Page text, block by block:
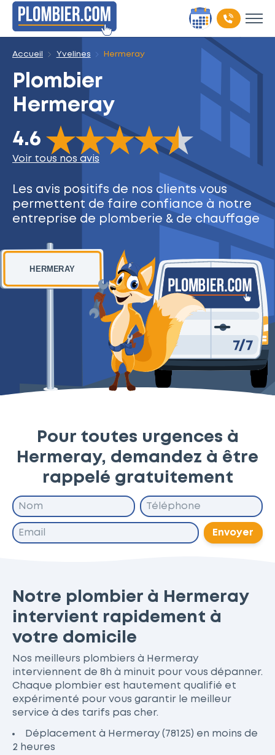
Accueil Yvelines Hermeray
Plombier
Hermeray
4.6
The rating of this product is 4.6out of 5
Voir tous nos avis
Les avis positifs de nos clientsvous
permettent de faire confiance à notre
entreprise de plomberie & de chauffage
HERMERAY
Pour toutes urgences à
Hermeray, demandez à être
rappelé gratuitement
Envoyer
Notre plombier à Hermeray
intervient rapidement à
votre domicile
Nos meilleurs plombiers à Hermeray
interviennent de 8h à minuit pour vous dépanner.
Chaque plombier est hautement qualifié et
expérimenté pour vous garantir le meilleur
service à des tarifs pas cher.
Déplacement à Hermeray (78125) en moins de
2 heures